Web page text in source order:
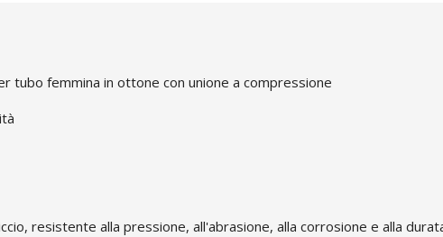
tubo femmina in ottone con unione a compressione
resistente alla pressione, all'abrasione, alla corrosione e alla